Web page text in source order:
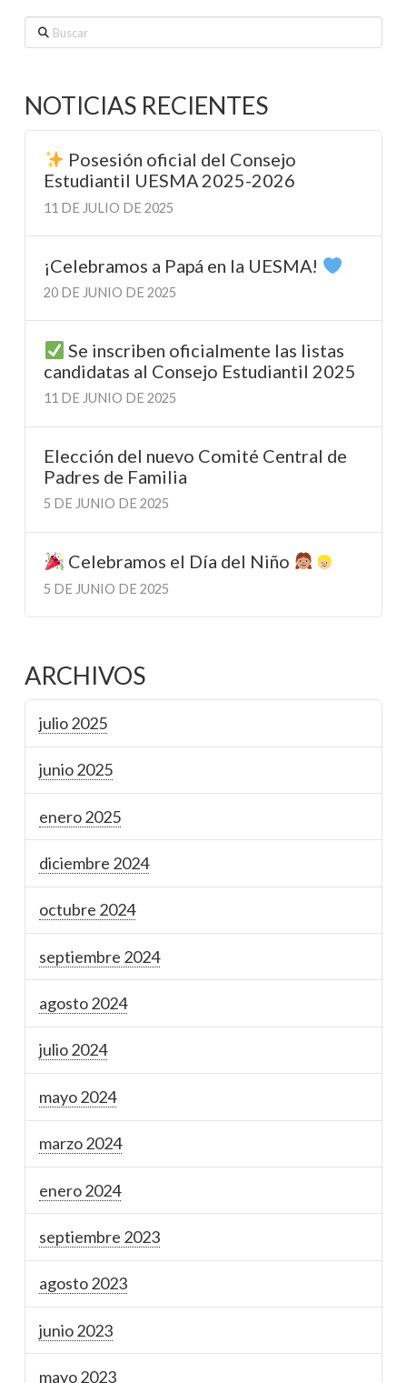
Buscar
NOTICIAS RECIENTES
Posesión oficial del Consejo
Estudiantil UESMA 2025-2026
11 DE JULIO DE 2025
¡Celebramos a Papá en la UESMA!
20 DE JUNIO DE 2025
Se inscriben oficialmente las listas
candidatas al Consejo Estudiantil 2025
11 DE JUNIO DE 2025
Elección del nuevo Comité Central de
Padres de Familia
5 DE JUNIO DE 2025
Celebramos el Día del Niño
5 DE JUNIO DE 2025
ARCHIVOS
julio 2025
junio 2025
enero 2025
diciembre 2024
octubre 2024
septiembre 2024
agosto 2024
julio 2024
mayo 2024
marzo 2024
enero 2024
septiembre 2023
agosto 2023
junio 2023
mayo 2023